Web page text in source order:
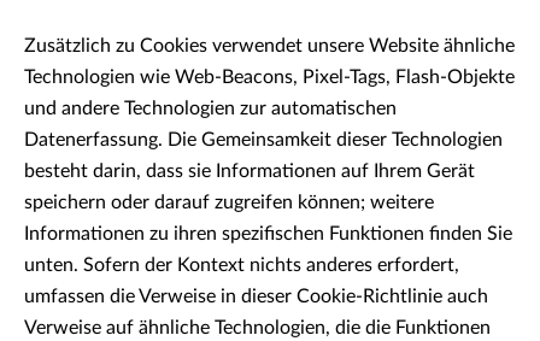
Zusätzlich zu Cookies verwendet unsere Website ähnliche
Technologien wie Web-Beacons, Pixel-Tags, Flash-Objekte
und andere Technologien zur automatischen
Datenerfassung. Die Gemeinsamkeit dieser Technologien
besteht darin, dass sie Informationen auf Ihrem Gerät
speichern oder darauf zugreifen können; weitere
Informationen zu ihren spezifischen Funktionen finden Sie
unten. Sofern der Kontext nichts anderes erfordert,
umfassen die Verweise in dieser Cookie-Richtlinie auch
Verweise auf ähnliche Technologien, die die Funktionen